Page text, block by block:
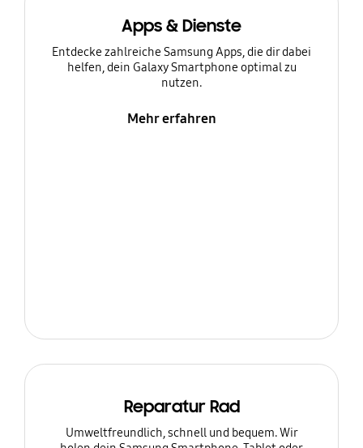
Apps & Dienste
Entdecke zahlreiche Samsung Apps, die dir dabei
helfen, dein Galaxy Smartphone optimal zu
nutzen.
Mehr erfahren
Reparatur Rad
Umweltfreundlich, schnell und bequem. Wir